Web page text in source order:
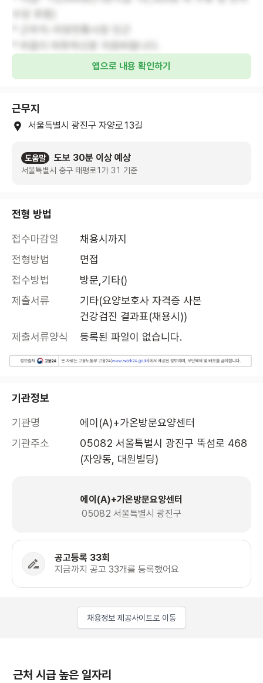
앱으로 내용 확인하기
근무지
서울특별시 광진구 자양로13길
도움말 도보 30분 이상 예상
서울특별시 중구 태평로1가 31 기준
전형 방법
접수마감일
채용시까지
전형방법
면접
접수방법
방문,기타()
제출서류
기타(요양보호사 자격증 사본
건강검진 결과표(채용시))
제출서류양식
등록된 파일이 없습니다.
기관정보
기관명
에이(A)+가온방문요양센터
기관주소
05082 서울특별시 광진구 뚝섬로 468
(자양동, 대원빌딩)
에이(A)+가온방문요양센터
05082 서울특별시 광진구
공고등록 33회
지금까지 공고 33개를 등록했어요
채용정보 제공사이트로 이동
근처 시급 높은 일자리